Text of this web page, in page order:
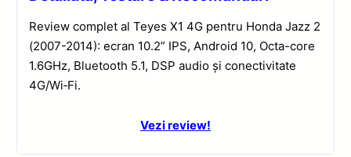
Review complet al Teyes X1 4G pentru Honda Jazz 2
(2007-2014): ecran 10.2” IPS, Android 10, Octa-core
1.6GHz, Bluetooth 5.1, DSP audio și conectivitate
4G/Wi‑Fi.
Vezi review!